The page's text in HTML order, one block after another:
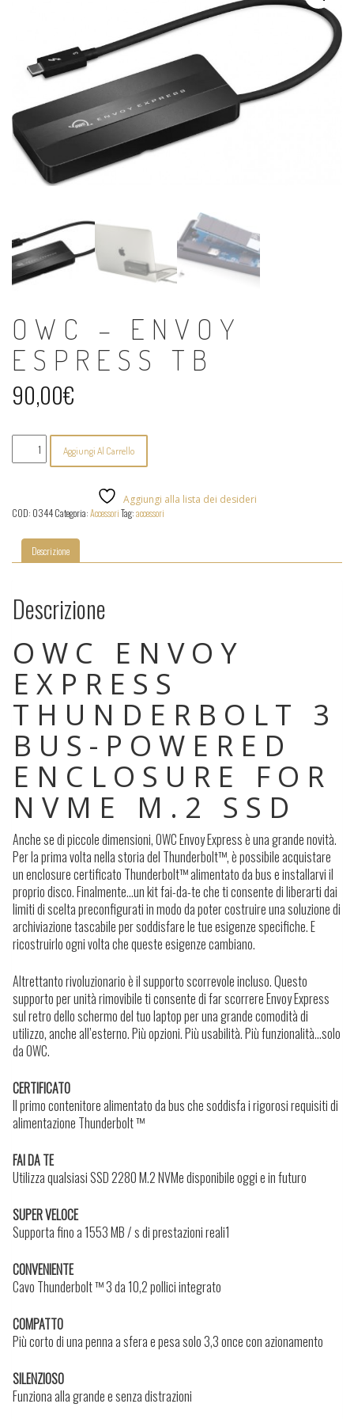
OWC – ENVOY
ESPRESS TB
90,00€
Envoy
quantità
Aggiungi Al Carrello
Aggiungi alla lista dei desideri
COD: 0344Categoria:AccessoriTag:accessori
Descrizione
Descrizione
OWC ENVOY
EXPRESS
THUNDERBOLT 3
BUS-POWERED
ENCLOSURE FOR
NVME M.2 SSD
Anche se di piccole dimensioni, OWC Envoy Express è una grande novità.
Per la prima volta nella storia del Thunderbolt™, è possibile acquistare
un enclosure certificato Thunderbolt™ alimentato da bus e installarvi il
proprio disco. Finalmente…un kit fai-da-te che ti consente di liberarti dai
limiti di scelta preconfigurati in modo da poter costruire una soluzione di
archiviazione tascabile per soddisfare le tue esigenze specifiche. E
ricostruirlo ogni volta che queste esigenze cambiano.
Altrettanto rivoluzionario è il supporto scorrevole incluso. Questo
supporto per unità rimovibile ti consente di far scorrere Envoy Express
sul retro dello schermo del tuo laptop per una grande comodità di
utilizzo, anche all’esterno. Più opzioni. Più usabilità. Più funzionalità…solo
da OWC.
CERTIFICATO
Il primo contenitore alimentato da bus che soddisfa i rigorosi requisiti di
alimentazione Thunderbolt ™
FAI DA TE
Utilizza qualsiasi SSD 2280 M.2 NVMe disponibile oggi e in futuro
SUPER VELOCE
Supporta fino a 1553 MB / s di prestazioni reali1
CONVENIENTE
Cavo Thunderbolt ™ 3 da 10,2 pollici integrato
COMPATTO
Più corto di una penna a sfera e pesa solo 3,3 once con azionamento
SILENZIOSO
Funziona alla grande e senza distrazioni